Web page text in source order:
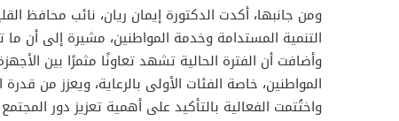
ومن جانبها، أكدت الدكتورة إيمان ريان، نائب محافظ
التنمية المستدامة وخدمة المواطنين، مشيرة إلى
وأضافت أن الفترة الحالية تشهد تعاونًا مثمرًا بين
المواطنين، خاصة الفئات الأولى بالرعاية، ويعزز من
واختُتمت الفعالية بالتأكيد على أهمية تعزيز دور